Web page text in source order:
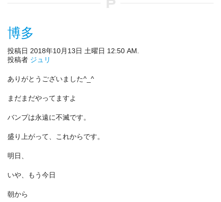
博多
投稿日 2018年10月13日 土曜日 12:50 AM.
投稿者 ジュリ
ありがとうございました^_^
まだまだやってますよ
バンプは永遠に不滅です。
盛り上がって、これからです。
明日、
いや、もう今日
朝から